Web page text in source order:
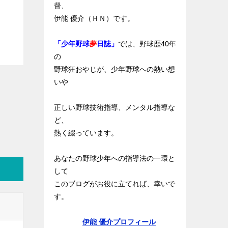
督、
伊能 優介（ＨＮ）です。
「少年野球夢日誌」 では、野球歴40年
の
野球狂おやじが、少年野球への熱い想
いや
正しい野球技術指導、メンタル指導な
ど、
熱く綴っています。
あなたの野球少年への指導法の一環と
して
このブログがお役に立てれば、幸いで
す。
伊能 優介プロフィール